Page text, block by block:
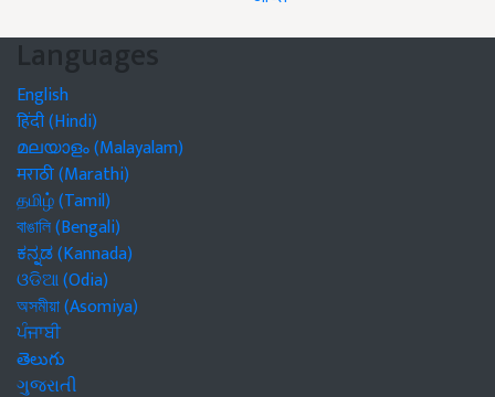
Languages
English
हिंदी (Hindi)
മലയാളം (Malayalam)
मराठी (Marathi)
தமிழ் (Tamil)
বাঙালি (Bengali)
ಕನ್ನಡ (Kannada)
ଓଡିଆ (Odia)
অসমীয়া (Asomiya)
ਪੰਜਾਬੀ
తెలుగు
ગુજરાતી